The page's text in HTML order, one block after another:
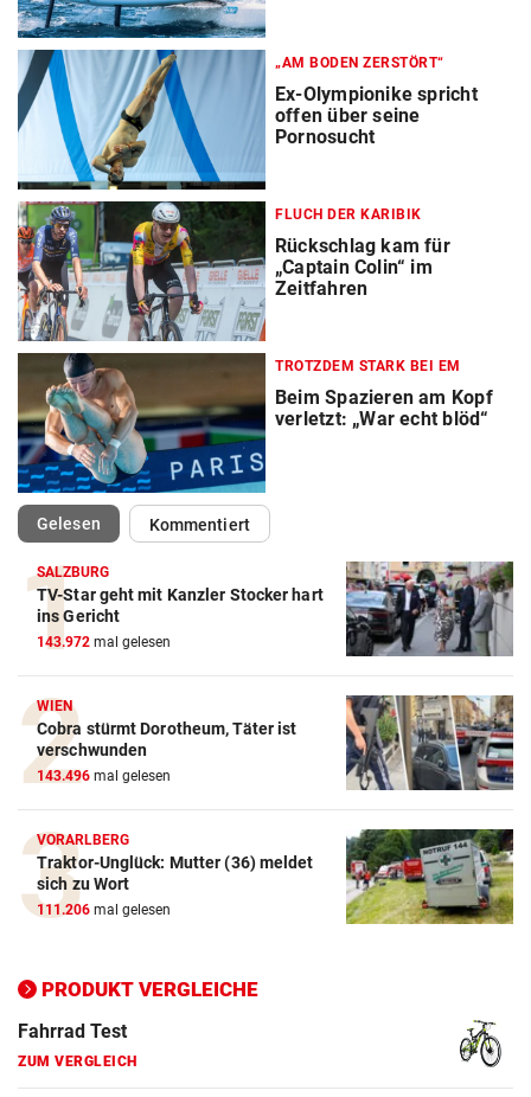
„AM BODEN ZERSTÖRT“
Ex-Olympionike spricht
offen über seine
Pornosucht
FLUCH DER KARIBIK
Rückschlag kam für
„Captain Colin“ im
Zeitfahren
TROTZDEM STARK BEI EM
Beim Spazieren am Kopf
verletzt: „War echt blöd“
Gelesen(ausgewählt)Kommentiert
SALZBURG
TV-Star geht mit Kanzler Stocker hart
ins Gericht
143.972 mal gelesen
WIEN
Cobra stürmt Dorotheum, Täter ist
verschwunden
143.496 mal gelesen
VORARLBERG
Traktor-Unglück: Mutter (36) meldet
sich zu Wort
111.206 mal gelesen
PRODUKT VERGLEICHE
Action-Cam Vergleich
Crosstrainer Vergleich
ZUM VERGLEICH
E-Bike Vergleich
Elektro-Scooter Vergleich
ZUM VERGLEICH
ZUM VERGLEICH
Fahrrad Test
ZUM VERGLEICH